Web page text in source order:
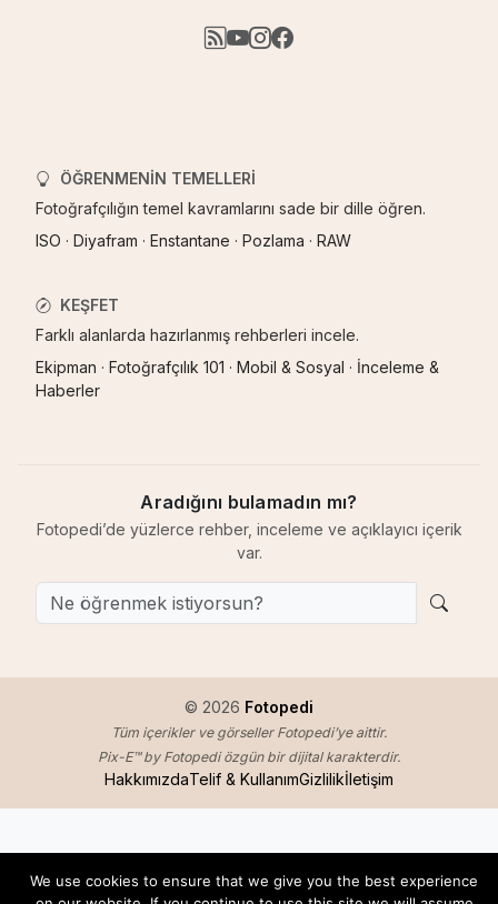
ÖĞRENMENIN TEMELLERI
Fotoğrafçılığın temel kavramlarını sade bir dille öğren.
ISO · Diyafram · Enstantane · Pozlama · RAW
KEŞFET
Farklı alanlarda hazırlanmış rehberleri incele.
Ekipman · Fotoğrafçılık 101 · Mobil & Sosyal · İnceleme &
Haberler
Aradığını bulamadın mı?
Fotopedi’de yüzlerce rehber, inceleme ve açıklayıcı içerik
var.
© 2026 Fotopedi
Tüm içerikler ve görseller Fotopedi’ye aittir.
Pix-E™ by Fotopedi özgün bir dijital karakterdir.
HakkımızdaTelif & KullanımGizlilikİletişim
We use cookies to ensure that we give you the best experience